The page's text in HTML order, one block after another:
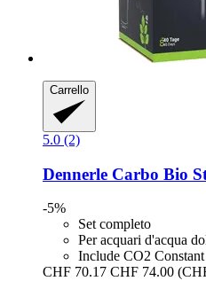
Carrello
5.0 (2)
Dennerle Carbo Bio
-5%
Set completo
Per acquari d'acqua
Include CO2
CHF 70.17 CHF 74.00